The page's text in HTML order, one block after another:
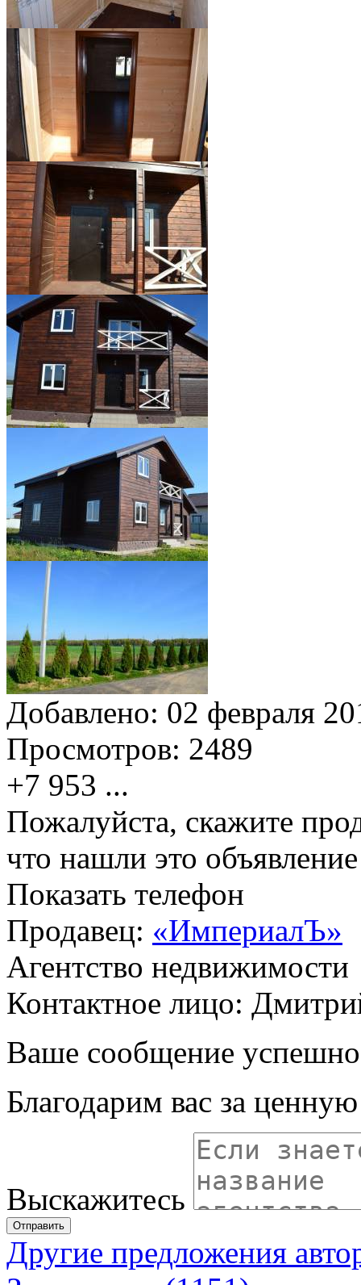
Добавлено: 02 февраля
Просмотров: 2489
+7 953 ...
Пожалуйста, скажите
что нашли это
Показать телефон
Продавец: «ИмпериалЪ»
Агентство недвижимости
Контактное лицо:
Ваше сообщение успешно
Благодарим вас за
Выскажитесь
Отправить
Другие предложения